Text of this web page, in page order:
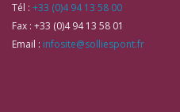
Tél : +33 (0)4 94 13 58 00
Fax : +33 (0)4 94 13 58 01
Email : infosite@solliespont.fr